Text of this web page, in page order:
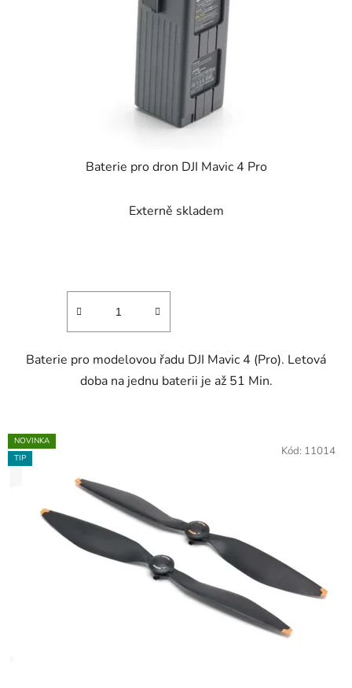
Baterie pro dron DJI Mavic 4 Pro
Externě skladem
Baterie pro modelovou řadu DJI Mavic 4 (Pro). Letová
doba na jednu baterii je až 51 Min.
NOVINKA
TIP
Kód: 11014